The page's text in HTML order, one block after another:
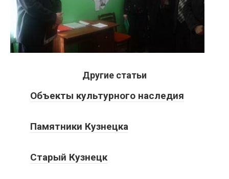
Другие статьи
Объекты культурного наследия
Памятники Кузнецка
Старый Кузнецк